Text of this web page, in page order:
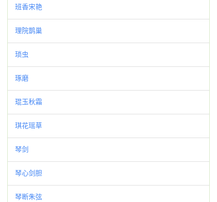
班香宋艳
理院鹊巢
琐虫
琢磨
琨玉秋霜
琪花瑶草
琴剑
琴心剑胆
琴断朱弦